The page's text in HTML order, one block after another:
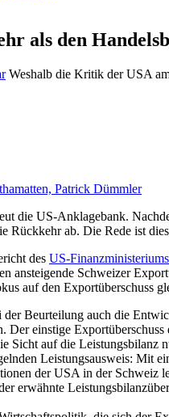
als den
Weshalb die Kritik der USA
Patrick Dümmler
die US-Anklagebank.
Rückkehr ab. Die Rede ist
des US-Finanzministeriums
ansteigende Schweizer
auf den Exportüberschuss
der Beurteilung auch die
Der einstige
Sicht auf die Leistungsbilanz
Leistungsausweis: Mit
der USA in der Schweiz
erwähnte